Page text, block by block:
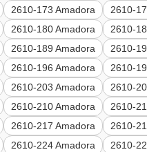
2610-173 Amadora 2610-
2610-180 Amadora 2610-
2610-189 Amadora 2610-
2610-196 Amadora 2610-
2610-203 Amadora 2610-
2610-210 Amadora 2610-
2610-217 Amadora 2610-
2610-224 Amadora 2610-